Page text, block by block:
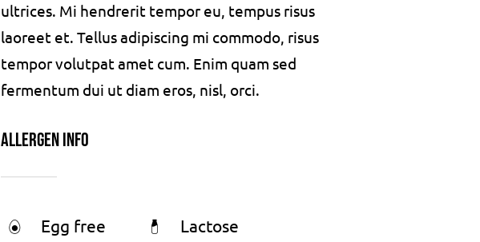
ultrices. Mi hendrerit tempor eu, tempus risus
laoreet et. Tellus adipiscing mi commodo, risus
tempor volutpat amet cum. Enim quam sed
fermentum dui ut diam eros, nisl, orci.
Allergen Info
Egg free
Lactose